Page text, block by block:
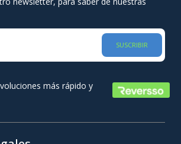
SUSCRIBIR
más rápido y